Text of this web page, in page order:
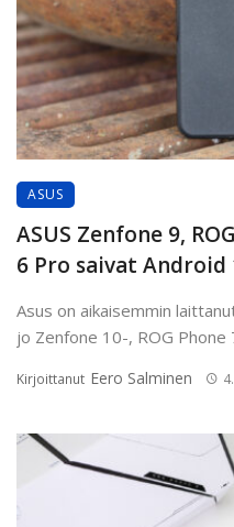
ASUS
ASUS Zenfone 9,
6 Pro saivat Android
Asus on aikaisemmin
jo Zenfone 10-, ROG Phone
Kirjoittanut Eero Salminen